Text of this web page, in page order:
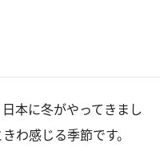
本に冬がやってきまし
わ感じる季節です。